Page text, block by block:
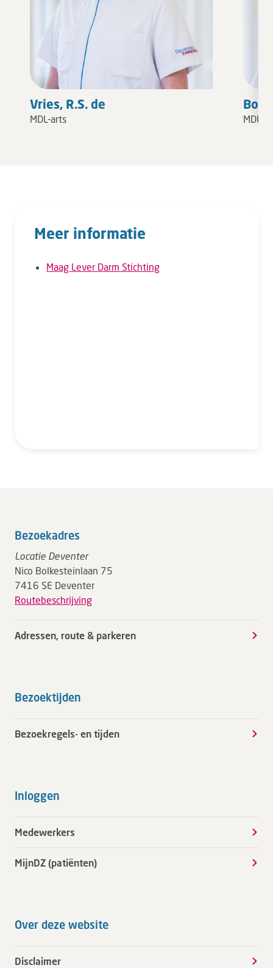
Vries, R.S. de
MDL-arts MDL-
Meer informatie
Maag Lever Darm Stichting
Bezoekadres
Locatie Deventer
Nico Bolkesteinlaan 75
7416 SE Deventer
Routebeschrijving
Adressen, route & parkeren
Bezoektijden
Bezoekregels- en tijden
Inloggen
Medewerkers
MijnDZ (patiënten)
Over deze website
Disclaimer